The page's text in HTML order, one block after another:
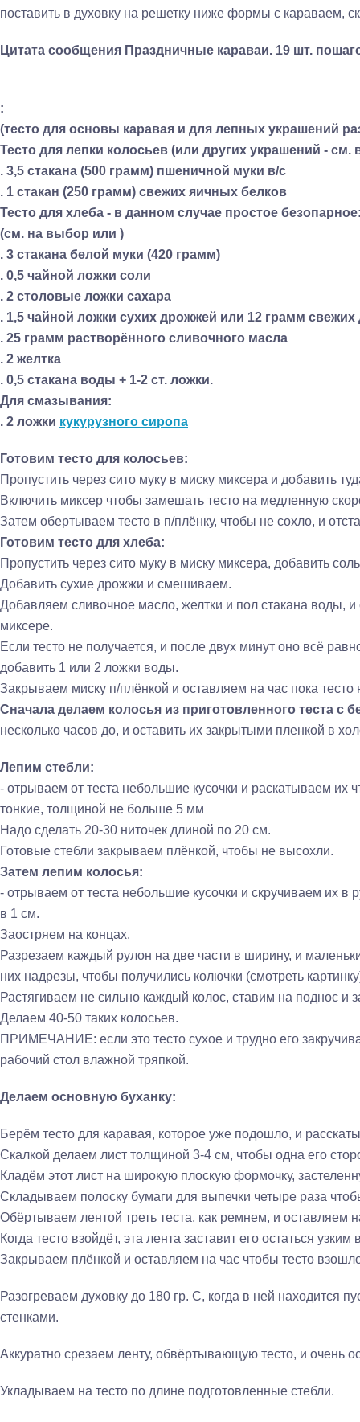
поставить в духовку на решетку ниже формы с караваем,
Цитата сообщения Праздничные караваи. 19 шт.
:
(тесто для основы каравая и для лепных украшений
Тесто для лепки колосьев (или других украшений - см.
. 3,5 стакана (500 грамм) пшеничной муки в/с
. 1 стакан (250 грамм) свежих яичных белков
Тесто для хлеба - в данном случае простое
(см. на выбор или )
. 3 стакана белой муки (420 грамм)
. 0,5 чайной ложки соли
. 2 столовые ложки сахара
. 1,5 чайной ложки сухих дрожжей или 12 грамм
. 25 грамм растворённого сливочного масла
. 2 желтка
. 0,5 стакана воды + 1-2 ст. ложки.
Для смазывания:
. 2 ложки кукурузного сиропа
Готовим тесто для колосьев:
Пропустить через сито муку в миску миксера и добавить
Включить миксер чтобы замешать тесто на медленную
Затем обертываем тесто в п/плёнку, чтобы не сохло, и
Готовим тесто для хлеба:
Пропустить через сито муку в миску миксера, добавить
Добавить сухие дрожжи и смешиваем.
Добавляем сливочное масло, желтки и пол стакана воды,
миксере.
Если тесто не получается, и после двух минут оно всё
добавить 1 или 2 ложки воды.
Закрываем миску п/плёнкой и оставляем на час пока тесто
Сначала делаем колосья из приготовленного теста с
несколько часов до, и оставить их закрытыми пленкой в
Лепим стебли:
- отрываем от теста небольшие кусочки и раскатываем их
тонкие, толщиной не больше 5 мм
Надо сделать 20-30 ниточек длиной по 20 см.
Готовые стебли закрываем плёнкой, чтобы не высохли.
Затем лепим колосья:
- отрываем от теста небольшие кусочки и скручиваем их
в 1 см.
Заостряем на концах.
Разрезаем каждый рулон на две части в ширину, и
них надрезы, чтобы получились колючки (смотреть
Растягиваем не сильно каждый колос, ставим на поднос и
Делаем 40-50 таких колосьев.
ПРИМЕЧАНИЕ: если это тесто сухое и трудно его
рабочий стол влажной тряпкой.
Делаем основную буханку:
Берём тесто для каравая, которое уже подошло, и
Скалкой делаем лист толщиной 3-4 см, чтобы одна его
Кладём этот лист на широкую плоскую формочку,
Складываем полоску бумаги для выпечки четыре раза
Обёртываем лентой треть теста, как ремнем, и оставляем
Когда тесто взойдёт, эта лента заставит его остаться узким
Закрываем плёнкой и оставляем на час чтобы тесто
Разогреваем духовку до 180 гр. С, когда в ней находится
стенками.
Аккуратно срезаем ленту, обвёртывающую тесто, и очень
Укладываем на тесто по длине подготовленные стебли.